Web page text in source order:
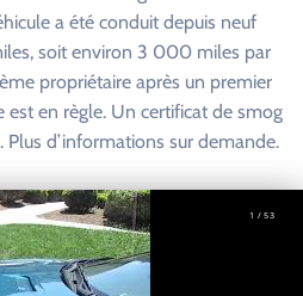
a été conduit depuis neuf
soit environ 3 000 miles par
propriétaire après un premier
est en règle. Un certificat de smog
d’informations sur demande.
1 / 53